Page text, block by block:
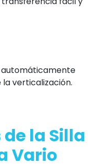
automáticamente
verticalización.
la Silla
Vario